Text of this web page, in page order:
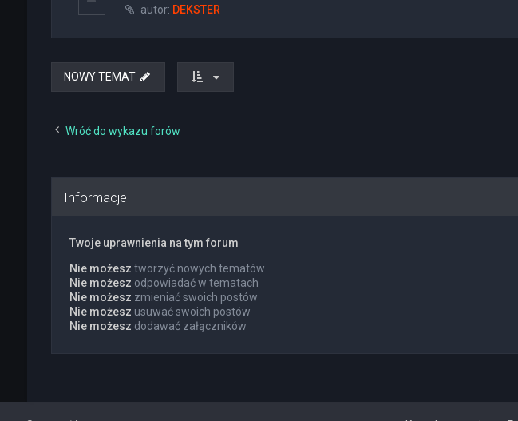
autor: DEKSTER
NOWY TEMAT
Wróć do wykazu forów
Informacje
Twoje uprawnienia na tym forum
Nie możesz tworzyć nowych tematów
Nie możesz odpowiadać w tematach
Nie możesz zmieniać swoich postów
Nie możesz usuwać swoich postów
Nie możesz dodawać załączników